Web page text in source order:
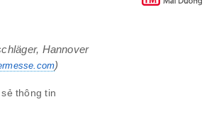
Hannover
)
thông tin